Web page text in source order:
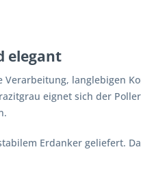
elegant
langlebigen
eignet sich der
Erdanker geliefert.